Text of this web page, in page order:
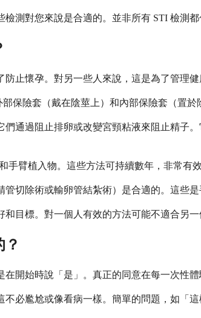
測對您來說是合適的。並非所有 STI 檢測
止懷孕。對另一些人來說，這是為了管理
保險套（戴在陰莖上）和內部保險套（置
通過阻止排卵或改變宮頸粘液來阻止精子
手臂植入物。這些方法可持續數年，非常有
切除術或輸卵管結紮術）是合適的。這些
目標。對一個人有效的方法可能不適合另
開始時說「是」。真正的同意在每一次性
必尷尬或像看病一樣。簡單的問題，如「